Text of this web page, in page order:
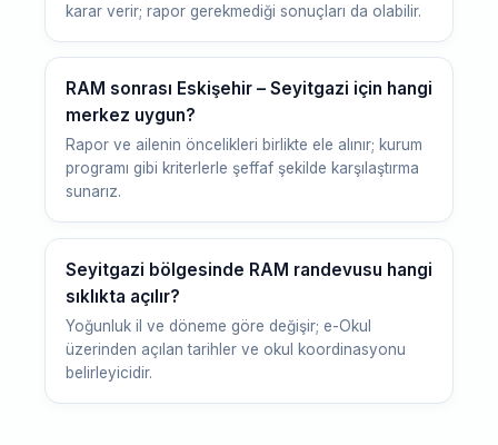
karar verir; rapor gerekmediği sonuçları da olabilir.
RAM sonrası Eskişehir – Seyitgazi için hangi
merkez uygun?
Rapor ve ailenin öncelikleri birlikte ele alınır; kurum
programı gibi kriterlerle şeffaf şekilde karşılaştırma
sunarız.
Seyitgazi bölgesinde RAM randevusu hangi
sıklıkta açılır?
Yoğunluk il ve döneme göre değişir; e-Okul
üzerinden açılan tarihler ve okul koordinasyonu
belirleyicidir.